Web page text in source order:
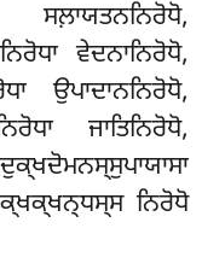
ਸਲ਼ਾਯਤਨਨਿਰੋਧੋ,
ਵੇਦਨਾਨਿਰੋਧੋ,
ਉਪਾਦਾਨਨਿਰੋਧੋ,
ਜਾਤਿਨਿਰੋਧੋ,
ਨਿਰੋਧੋ